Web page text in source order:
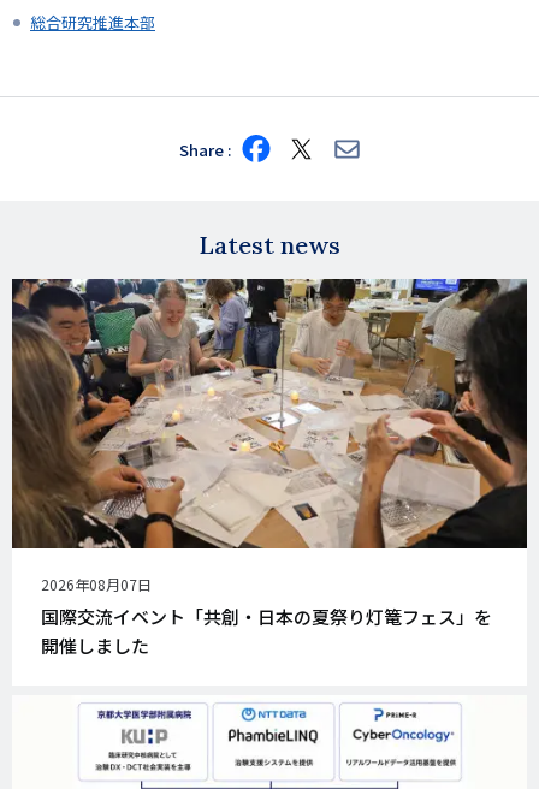
総合研究推進本部
Share Share
on
Share
on
Share
via
Latest news
公
開
日
2026年08月07日
国際交流イベント「共創・日本の夏祭り灯篭フェス」を
開催しました